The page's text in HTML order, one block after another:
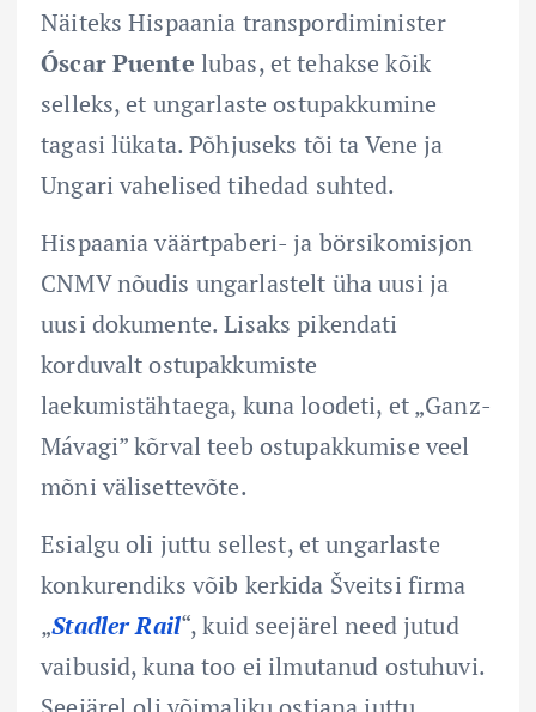
Näiteks Hispaania transpordiminister
Óscar Puente lubas, et tehakse kõik
selleks, et ungarlaste ostupakkumine
tagasi lükata. Põhjuseks tõi ta Vene ja
Ungari vahelised tihedad suhted.
Hispaania väärtpaberi- ja börsikomisjon
CNMV nõudis ungarlastelt üha uusi ja
uusi dokumente. Lisaks pikendati
korduvalt ostupakkumiste
laekumistähtaega, kuna loodeti, et „Ganz-
Mávagi” kõrval teeb ostupakkumise veel
mõni välisettevõte.
Esialgu oli juttu sellest, et ungarlaste
konkurendiks võib kerkida Šveitsi firma
„Stadler Rail“, kuid seejärel need jutud
vaibusid, kuna too ei ilmutanud ostuhuvi.